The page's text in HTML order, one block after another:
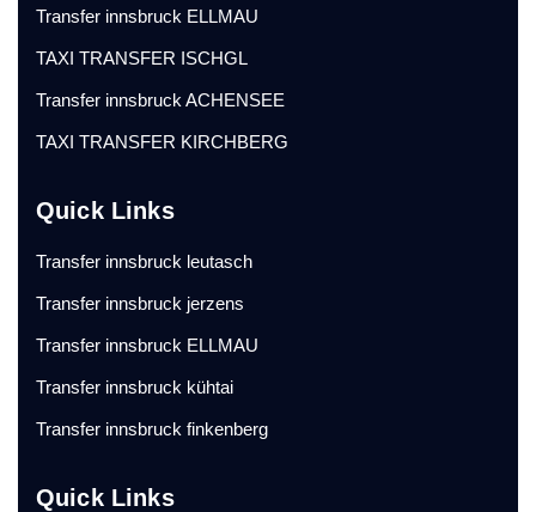
Transfer innsbruck ELLMAU
TAXI TRANSFER ISCHGL
Transfer innsbruck ACHENSEE
TAXI TRANSFER KIRCHBERG
Quick Links
Transfer innsbruck leutasch
Transfer innsbruck jerzens
Transfer innsbruck ELLMAU
Transfer innsbruck kühtai
Transfer innsbruck finkenberg
Quick Links